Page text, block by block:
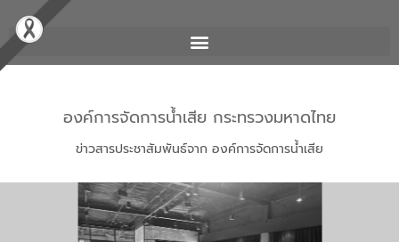
องค์การจัดการน้ำเสีย กระทรวงมหาดไทย
ข่าวสารประชาสัมพันธ์จาก องค์การจัดการน้ำเสีย